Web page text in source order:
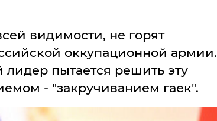
видимости, не горят
оккупационной армии.
пытается решить эту
- "закручиванием гаек".